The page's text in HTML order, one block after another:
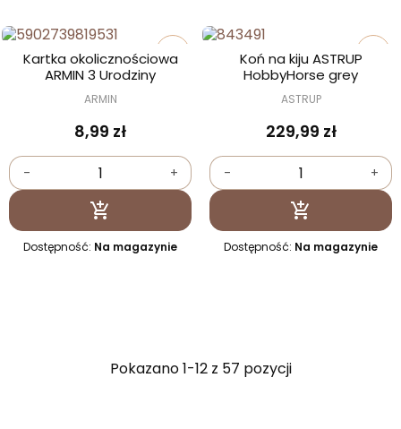
Kartka okolicznościowa
ARMIN 3 Urodziny
ARMIN
8,99 zł
- +
 Dodaj do koszyka
Dostępność: Na magazynie
Koń na kiju ASTRUP
HobbyHorse grey
ASTRUP
229,99 zł
- +
 Dodaj do
Dostępność: Na magazynie
Pokazano 1-12 z 57 pozycji